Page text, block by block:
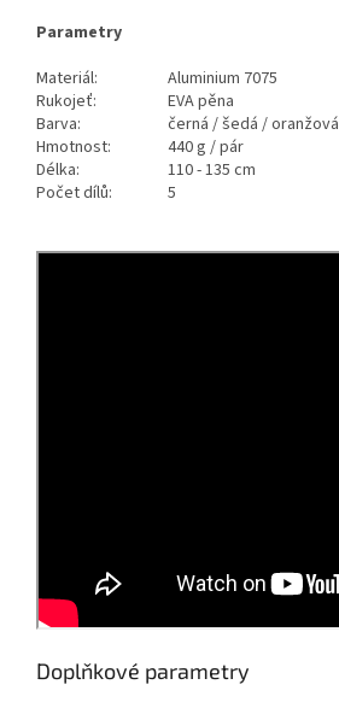
Parametry
Materiál:
Aluminium 7075
Rukojeť:
EVA pěna
Barva:
černá / šedá / oranžová
Hmotnost:
440 g / pár
Délka:
110 - 135 cm
Počet dílů:
5
Doplňkové parametry